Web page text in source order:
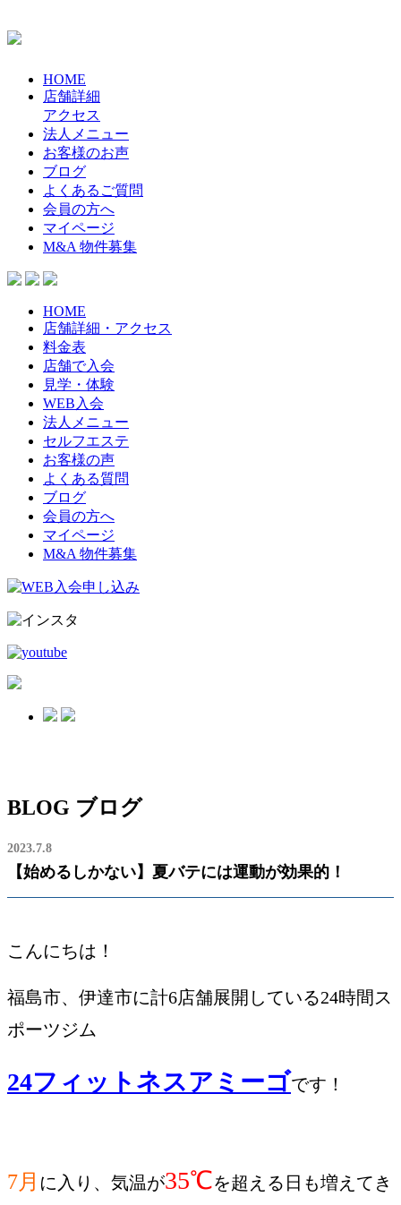
HOME
店舗詳細
アクセス
法人メニュー
お客様のお声
ブログ
よくあるご質問
会員の方へ
マイページ
M&A 物件募集
HOME
店舗詳細・アクセス
料金表
店舗で入会
見学・体験
WEB入会
法人メニュー
セルフエステ
お客様の声
よくある質問
ブログ
会員の方へ
マイページ
M&A 物件募集
BLOG ブログ
2023.7.8
【始めるしかない】夏バテには運動が効果的！
こんにちは！
福島市、伊達市に計6店舗展開している24時間ス
ポーツジム
24フィットネスアミーゴです！
7月 に入り、気温が35℃を超える日も増えてき